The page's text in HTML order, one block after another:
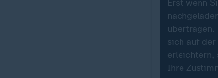
Erst wenn
übertragen.
sich auf
erleichtern,
Ihre